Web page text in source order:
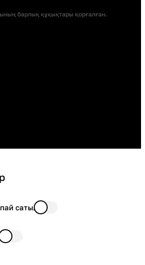
барлық құқықтары қорғалған.
сатылымда
бар